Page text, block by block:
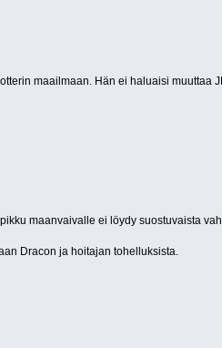
maailmaan. Hän ei haluaisi muuttaa
maanvaivalle ei löydy suostuvaista
Dracon ja hoitajan tohelluksista.